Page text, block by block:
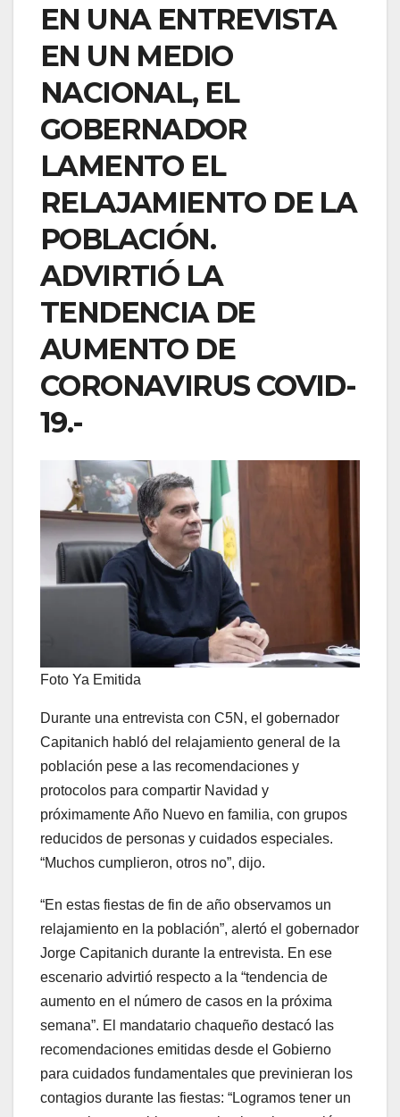
EN UNA ENTREVISTA
EN UN MEDIO
NACIONAL, EL
GOBERNADOR
LAMENTO EL
RELAJAMIENTO DE LA
POBLACIÓN.
ADVIRTIÓ LA
TENDENCIA DE
AUMENTO DE
CORONAVIRUS COVID-
19.-
Foto Ya Emitida
Durante una entrevista con C5N, el gobernador
Capitanich habló del relajamiento general de la
población pese a las recomendaciones y
protocolos para compartir Navidad y
próximamente Año Nuevo en familia, con grupos
reducidos de personas y cuidados especiales.
“Muchos cumplieron, otros no”, dijo.
“En estas fiestas de fin de año observamos un
relajamiento en la población”, alertó el gobernador
Jorge Capitanich durante la entrevista. En ese
escenario advirtió respecto a la “tendencia de
aumento en el número de casos en la próxima
semana”. El mandatario chaqueño destacó las
recomendaciones emitidas desde el Gobierno
para cuidados fundamentales que previnieran los
contagios durante las fiestas: “Logramos tener un